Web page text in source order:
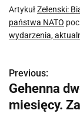
ArtykułZełenski:
państwa NATO
wydarzenia,
N
a
Previous:
Gehenna
miesięcy.